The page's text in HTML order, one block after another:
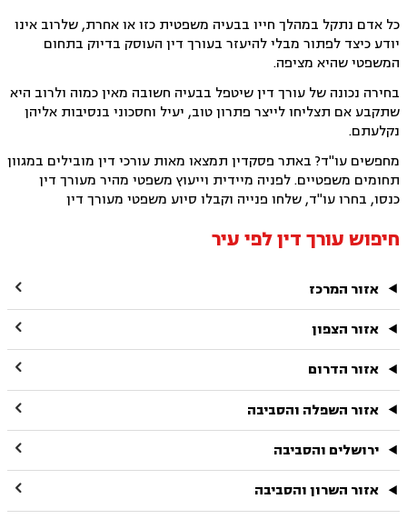
כל אדם נתקל במהלך חייו בבעיה משפטית כזו או אחרת, שלרוב אינו
יודע כיצד לפתור מבלי להיעזר בעורך דין העוסק בדיוק בתחום
המשפטי שהיא מציפה.
בחירה נכונה של עורך דין שיטפל בבעיה חשובה מאין כמוה ולרוב היא
שתקבע אם תצליחו לייצר פתרון טוב, יעיל וחסכוני בנסיבות אליהן
נקלעתם.
מחפשים עו"ד? באתר פסקדין תמצאו מאות עורכי דין מובילים במגוון
תחומים משפטיים. לפניה מיידית וייעוץ משפטי מהיר מעורך דין
כנסו, בחרו עו"ד, שלחו פנייה וקבלו סיוע משפטי מעורך דין
חיפוש עורך דין לפי עיר
אזור המרכז 
אזור הצפון 
אזור הדרום 
אזור השפלה והסביבה 
ירושלים והסביבה 
אזור השרון והסביבה 